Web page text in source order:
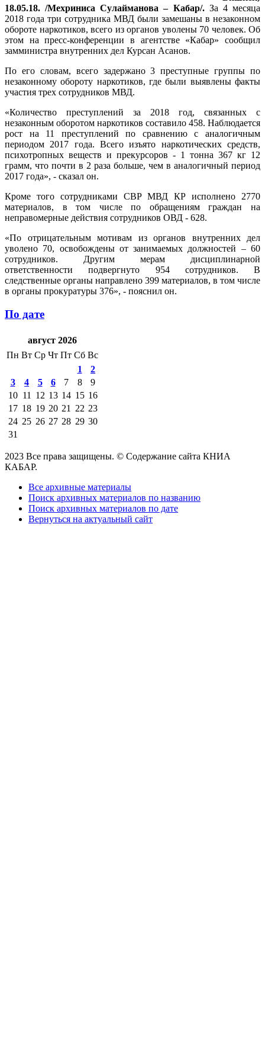
18.05.18. /Мехриниса Сулайманова – Кабар/.За 4 месяца
2018 года три сотрудника МВД были замешаны в незаконном
обороте наркотиков, всего из органов уволены 70 человек. Об
этом на пресс-конференции в агентстве «Кабар» сообщил
замминистра внутренних дел Курсан Асанов.
По его словам, всего задержано 3 преступные группы по
незаконному обороту наркотиков, где были выявлены факты
участия трех сотрудников МВД.
«Количество преступлений за 2018 год, связанных с
незаконным оборотом наркотиков составило 458. Наблюдается
рост на 11 преступлений по сравнению с аналогичным
периодом 2017 года. Всего изъято наркотических средств,
психотропных веществ и прекурсоров - 1 тонна 367 кг 12
грамм, что почти в 2 раза больше, чем в аналогичный период
2017 года», - сказал он.
Кроме того сотрудниками СВР МВД КР исполнено 2770
материалов, в том числе по обращениям граждан на
неправомерные действия сотрудников ОВД - 628.
«По отрицательным мотивам из органов внутренних дел
уволено 70, освобождены от занимаемых должностей – 60
сотрудников. Другим мерам дисциплинарной
ответственности подвергнуто 954 сотрудников. В
следственные органы направлено 399 материалов, в том числе
в органы прокуратуры 376», - пояснил он.
По дате
август 2026
Пн Вт Ср Чт Пт Сб Вс
1
2
3
4 5 6 7 8
9
10 11 12 13 14 15 16
17 18 19 20 21 22 23
24 25 26 27 28 29 30
31
2023 Все права защищены. © Содержание сайта КНИА
КАБАР.
Все архивные материалы
Поиск архивных материалов по названию
Поиск архивных материалов по дате
Вернуться на актуальный сайт